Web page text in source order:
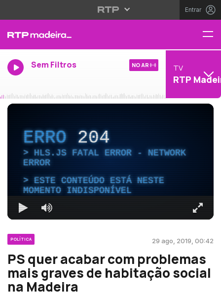
Entrar
Sem Filtros NO AR TV
RTP
ERRO204
HLS.JS FATAL ERROR - NETWORK
ERROR
ESTE CONTEÚDO ESTÁ NESTE
MOMENTO INDISPONÍVEL
POLÍTICA 29 ago, 2019, 00:42
PS quer acabar com problemas
mais graves de habitação social
na Madeira